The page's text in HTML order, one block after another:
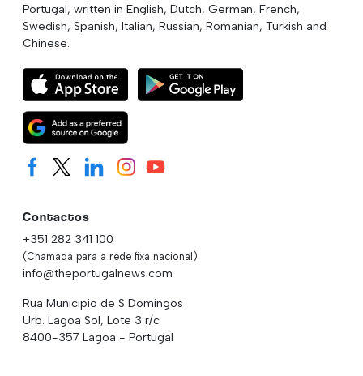
Portugal, written in English, Dutch, German, French,
Swedish, Spanish, Italian, Russian, Romanian, Turkish and
Chinese.
Contactos
+351 282 341 100
(Chamada para a rede fixa nacional)
info@theportugalnews.com
Rua Municipio de S Domingos
Urb. Lagoa Sol, Lote 3 r/c
8400-357 Lagoa - Portugal